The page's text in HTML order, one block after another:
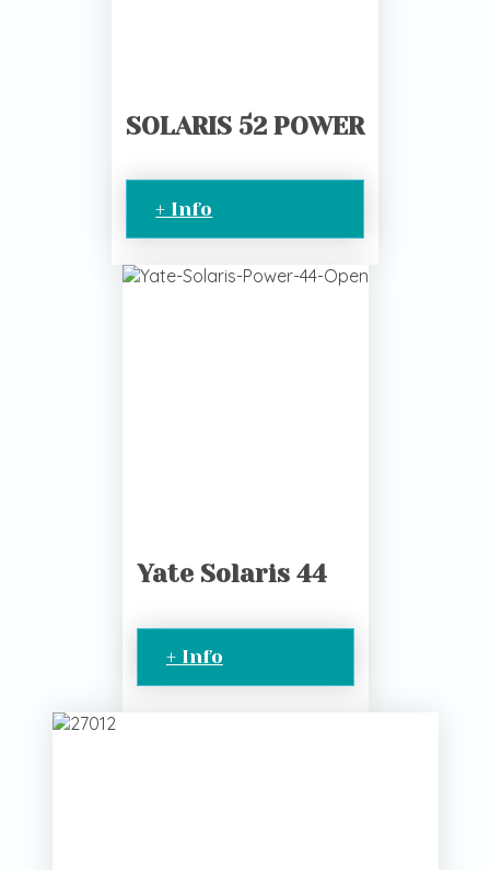
SOLARIS 52 POWER
+ Info
Yate Solaris 44
+ Info